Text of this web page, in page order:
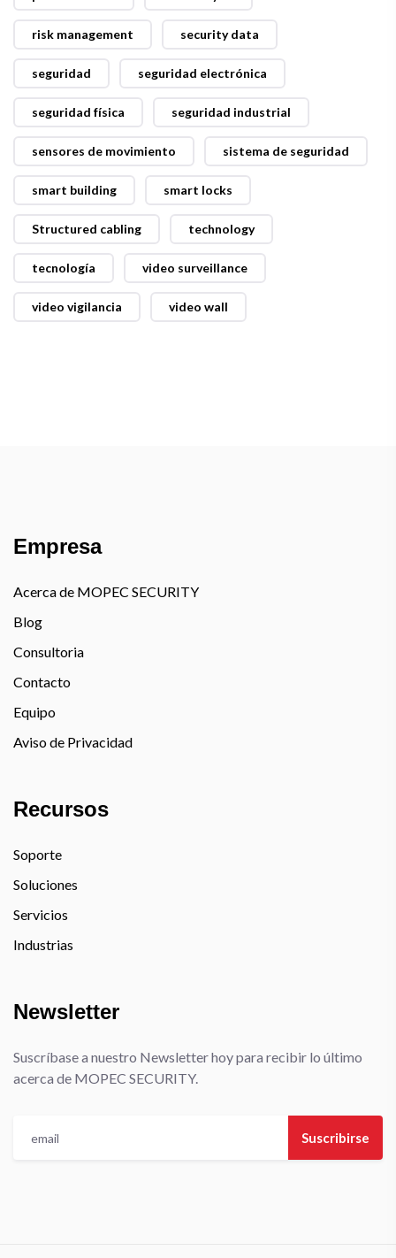
risk management security data
seguridad seguridad electrónica
seguridad física seguridad industrial
sensores de movimiento sistema de seguridad
smart building smart locks
Structured cabling technology
tecnología video surveillance
video vigilancia video wall
Empresa
Acerca de MOPEC SECURITY
Blog
Consultoria
Contacto
Equipo
Aviso de Privacidad
Recursos
Soporte
Soluciones
Servicios
Industrias
Newsletter
Suscríbase a nuestro Newsletter hoy para recibir lo último
acerca de MOPEC SECURITY.
Suscribirse